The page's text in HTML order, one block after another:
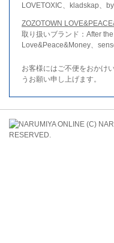
LOVETOXIC、kladskap、
ZOZOTOWN
取り扱いブランド：After
Love&Peace&Money、
お客様にはご不便をおかけ
うお願い申し上げます。